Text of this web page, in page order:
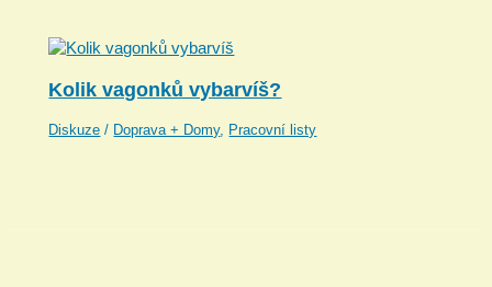
Kolik vagonků vybarvíš?
Diskuze / Doprava + Domy, Pracovní listy